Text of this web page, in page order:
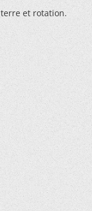
et rotation.